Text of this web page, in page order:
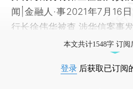
闻|金融人·事2021年7月16
行长徐伟华被查 涉华信案事发
本文共计1548字 订阅
登录 后获取已订阅